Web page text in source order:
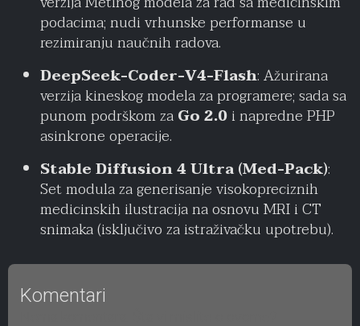
podacima; nudi vrhunske performanse u
rezimiranju naučnih radova.
DeepSeek-Coder-V4-Flash: Ažurirana
verzija kineskog modela za programere; sada sa
punom podrškom zaGo 2.0i napredne PHP
asinkrone operacije.
Stable Diffusion 4 Ultra (Med-Pack):
Set modula za generisanje visokopreciznih
medicinskih ilustracija na osnovu MRI i CT
snimaka (isključivo za istraživačku upotrebu).
Komentari